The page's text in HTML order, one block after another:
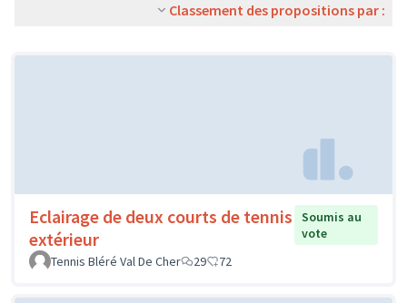
Classement des propositions par :
Eclairage de deux courts de tennis
extérieur
Soumis au
vote
Tennis Bléré Val De Cher
29 72